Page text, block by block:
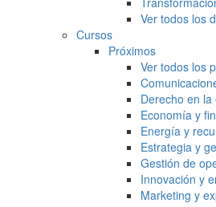
Ver todos los
Cursos
Próximos
Ver todos los
Derecho en
Economía y
Energía y
Estrategia y
Gestión de
Innovación y
Marketing y